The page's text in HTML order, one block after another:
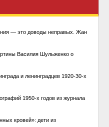
— это доводы неправых. Жан
Василия Шульженко о
и ленинградцев 1920-30-х
1950-х годов из журнала
кровей»: дети из